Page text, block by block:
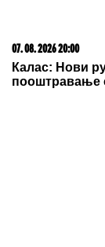
07. 08. 2026 20:00
Калас: Нови
пооштравање